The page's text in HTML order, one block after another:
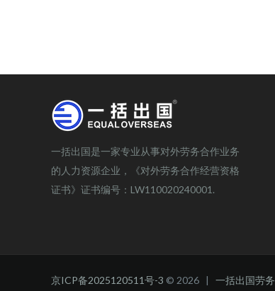
一括出国是一家专业从事对外劳务合作业务
的人力资源企业，《对外劳务合作经营资格
证书》证书编号：LW110020240001.
京ICP备2025120511号-3 © 2026 | 一括出国劳务